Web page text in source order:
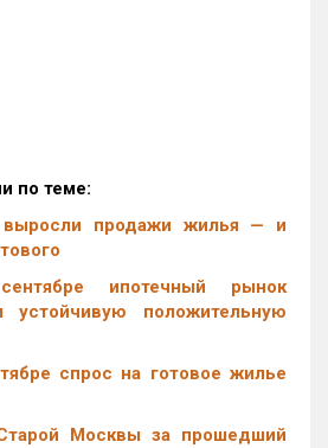
по теме:
продажи жилья — и
ипотечный рынок
устойчивую положительную
спрос на готовое жилье
Москвы за прошедший